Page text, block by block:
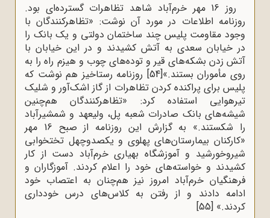
روز 16 مهر خرم‌آباد شاهد تظاهرات گسترده‌ای بود.
روزنامه اطلاعات در مورد آن نوشت: «تظاهرکنندگان با
وجود مقاومت پلیس چند ساختمان دولتی و یک بانک را
در خیابان سعدی به آتش کشیدند و در این خیابان با
آتش زدن بشکه‌های قیر و توده‌های چوب و هیزم راه را به
روی مأموران بستند.»[54]
روزنامه رستاخیز هم نوشت که
پلیس برای پراکنده کردن تظاهرات از گاز اشک‌آور و شلیک
تیرهوایی استفاده کرد: «تظاهرکنندگان هم‌چنین
شیشه‌های بانک صادرات شعبه پل، ولیعهد و شمشیرآباد
را شکستند.» به گزارش این روزنامه از صبح 16 مهر
«کارکنان بیمارستان‌های پهلوی و یکصدوچهل تختخوابی
شیروخورشید و آموزشگاه بهیاری خرم‌آباد دست از کار
کشیدند و خواسته‌های خود را اعلام کردند. آموزگاران و
فرهنگیان خرم‌آباد امروز نیز هم‌چنان به اعتصاب خود
ادامه دادند و از رفتن به کلاس‌های درس خودداری
کردند.» [55]